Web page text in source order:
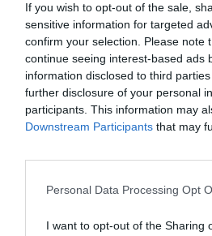
If you wish to opt-out of the sale,
sensitive information for targeted
confirm your selection. Please note
continue seeing interest-based ads
information disclosed to third
further disclosure of your personal
participants. This information may
Downstream Participants that may
Personal Data Processing Opt
I want to opt-out of the Sharing
moi
sleep